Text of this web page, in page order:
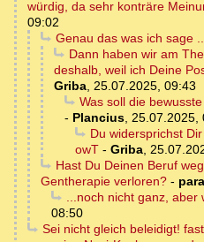
würdig, da sehr konträre
09:02
Genau das was ich sage
Dann haben wir am
deshalb, weil ich Deine
Griba, 25.07.2025, 09:43
Was soll die
- Plancius, 25.07.2025,
Du widersprichst
owT - Griba,
Hast Du Deinen Beruf
Gentherapie verloren? -
...noch nicht ganz, aber
08:50
Sei nicht gleich beleidigt!